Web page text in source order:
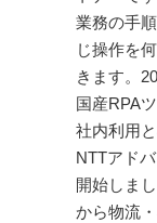
業務の手
じ操作を
きます。
国産RPA
社内利用
NTTアド
開始しま
から物流